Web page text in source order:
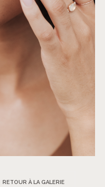
RETOUR À LA GALERIE